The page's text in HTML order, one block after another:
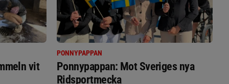
vit
PONNYPAPPAN
Ponnypappan: Mot Sveriges nya
Ridsportmecka